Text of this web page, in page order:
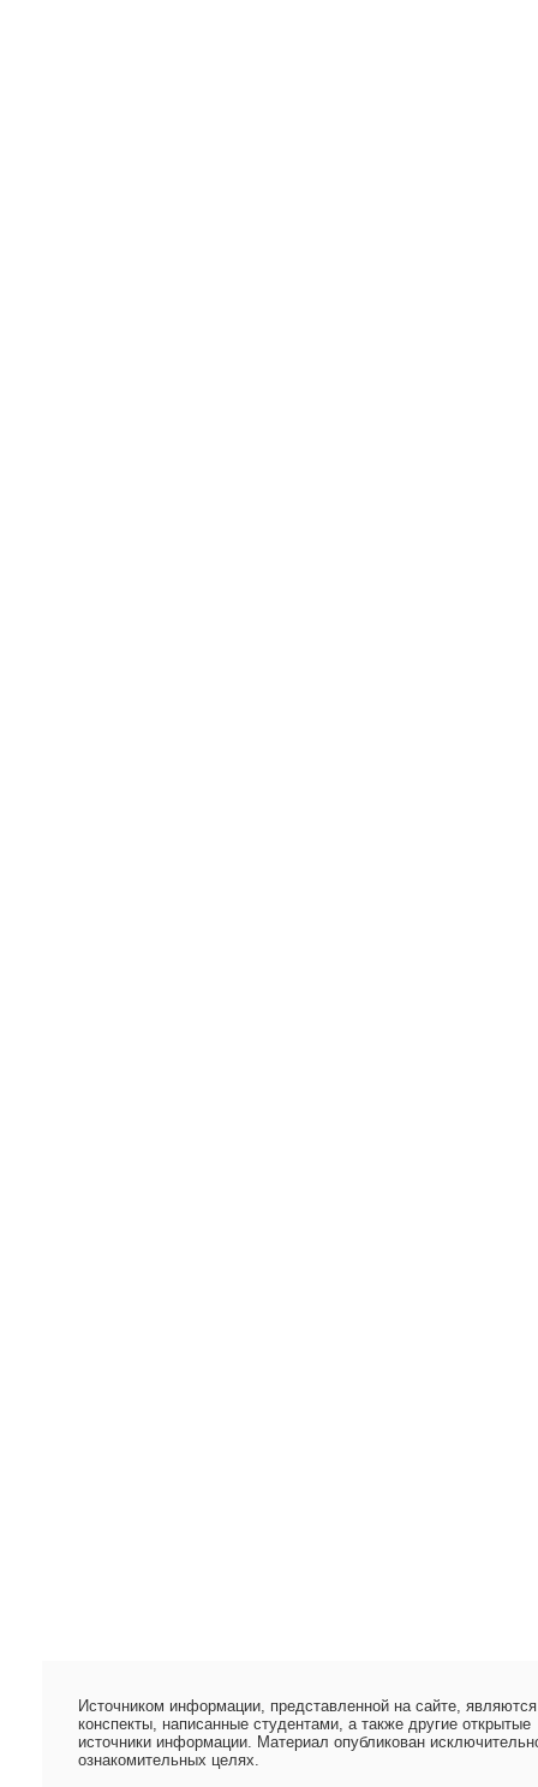
Источником информации, представленной на сайте, являются
конспекты, написанные студентами, а также другие открытые
источники информации. Материал опубликован
ознакомительных целях.